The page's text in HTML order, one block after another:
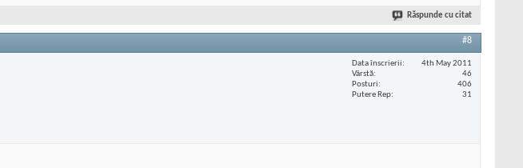
Răspunde cu citat
#8
Data înscrierii
4th May 2011
Vârstă
46
Posturi
406
Putere Rep
31